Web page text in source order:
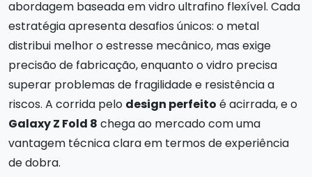
abordagem baseada em vidro ultrafino flexível. Cada
estratégia apresenta desafios únicos: o metal
distribui melhor o estresse mecânico, mas exige
precisão de fabricação, enquanto o vidro precisa
superar problemas de fragilidade e resistência a
riscos. A corrida pelo design perfeito é acirrada, e o
Galaxy Z Fold 8 chega ao mercado com uma
vantagem técnica clara em termos de experiência
de dobra.